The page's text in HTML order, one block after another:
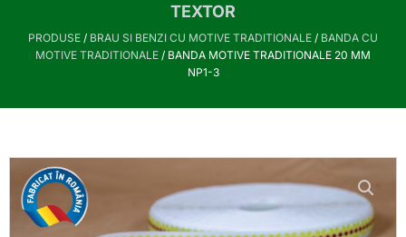
TEXTOR
PRODUSE / BRAU SI BENZI CU MOTIVE TRADITIONALE / BANDA CU
MOTIVE TRADITIONALE / BANDA MOTIVE TRADITIONALE 20 MM
NP1-3